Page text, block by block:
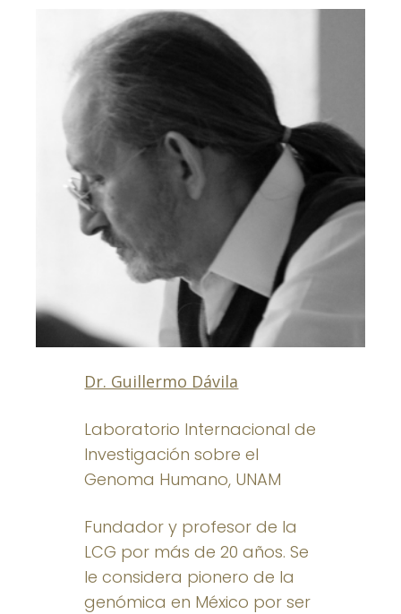
Dr. Guillermo Dávila
Laboratorio Internacional de
Investigación sobre el
Genoma Humano, UNAM
Fundador y profesor de la
LCG por más de 20 años. Se
le considera pionero de la
genómica en México por ser